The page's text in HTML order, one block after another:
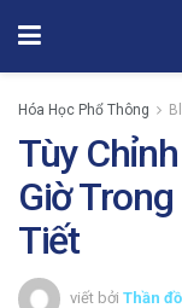
Hóa Học Phổ Thông
Tùy
Giờ
Tiết
viết bởi Thần